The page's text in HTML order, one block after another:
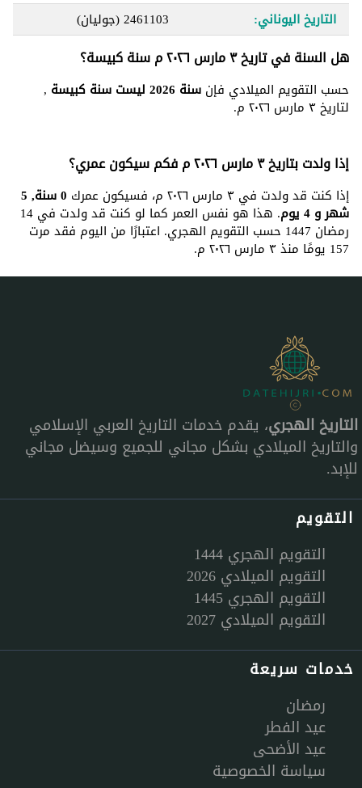
التاريخ اليوناني:
2461103(جوليان)
هل السنة في تاريخ ٣ مارس ٢٠٢٦ م سنة كبيسة؟
حسب التقويم الميلادي فإن سنة 2026 ليست سنة كبيسة ,
لتاريخ ٣ مارس ٢٠٢٦ م.
إذا ولدت بتاريخ ٣ مارس ٢٠٢٦ م فكم سيكون عمري؟
إذا كنت قد ولدت في ٣ مارس ٢٠٢٦ م، فسيكون عمرك 0 سنة, 5
شهر و 4 يوم . هذا هو نفس العمر كما لو كنت قد ولدت في 14
رمضان 1447 حسب التقويم الهجري. اعتبارًا من اليوم فقد مرت
157 يومًا منذ ٣ مارس ٢٠٢٦ م.
التاريخ الهجري، يقدم خدمات التاريخ العربي الإسلامي
والتاريخ الميلادي بشكل مجاني للجميع وسيضل مجاني
للإبد.
التقويم
التقويم الهجري 1444
التقويم الميلادي 2026
التقويم الهجري 1445
التقويم الميلادي 2027
خدمات سريعة
رمضان
عيد الفطر
عيد الأضحى
سياسة الخصوصية